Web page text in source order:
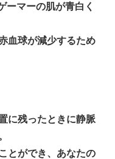
ーマーの肌が青白く
血球が減少するため
に残ったときに静脈
とができ、あなたの